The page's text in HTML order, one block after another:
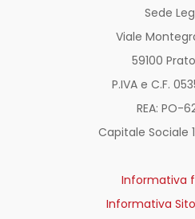
Sede
Viale
59100
P.IVA e C.F.
REA: PO-
Capitale Sociale
Informativa
Informativa